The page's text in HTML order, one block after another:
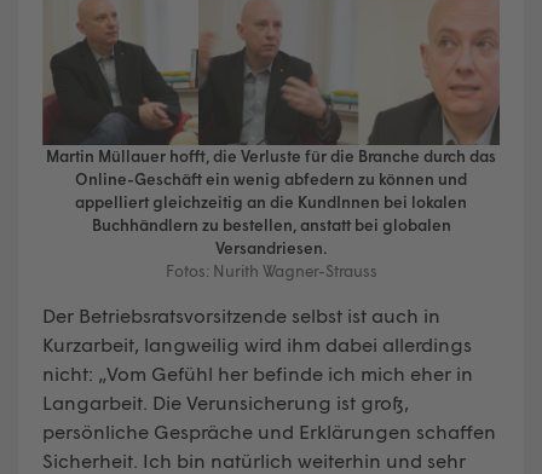
Martin Müllauer hofft, die Verluste für die Branche durch das
Online-Geschäft ein wenig abfedern zu können und
appelliert gleichzeitig an die KundInnen bei lokalen
Buchhändlern zu bestellen, anstatt bei globalen
Versandriesen.
Fotos: Nurith Wagner-Strauss
Der Betriebsratsvorsitzende selbst ist auch in
Kurzarbeit, langweilig wird ihm dabei allerdings
nicht: „Vom Gefühl her befinde ich mich eher in
Langarbeit. Die Verunsicherung ist groß,
persönliche Gespräche und Erklärungen schaffen
Sicherheit. Ich bin natürlich weiterhin und sehr